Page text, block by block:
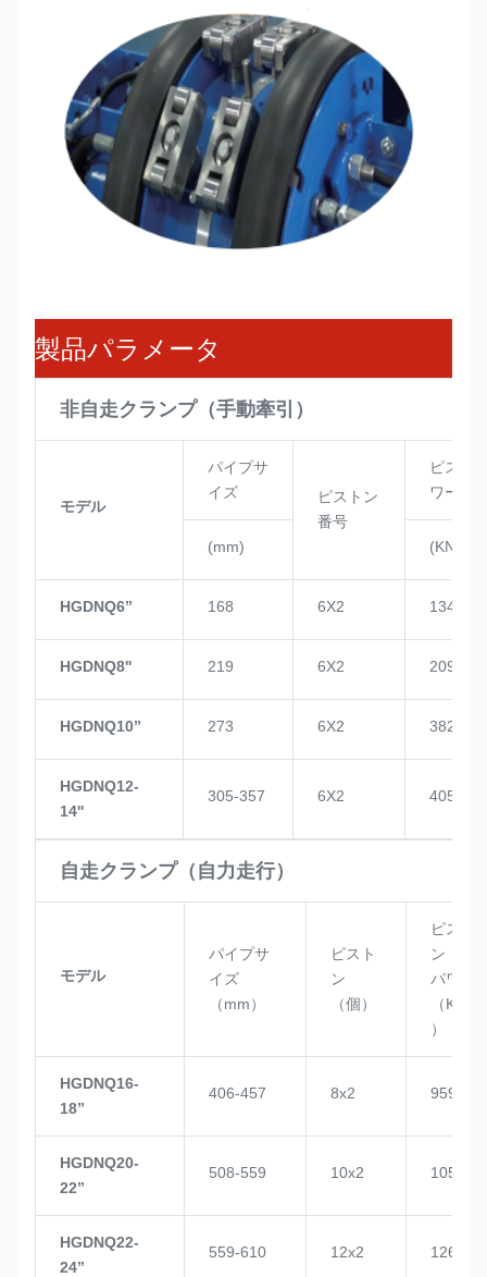
製品パラメータ
非自走クランプ（手動牽引）
モデル
パイプサ
イズ
ピストン
番号
ピスト
ワー
(mm) (KN)
HGDNQ6’’ 168 6X2 134
HGDNQ8'' 219 6X2 209
HGDNQ10’’ 273 6X2 382
HGDNQ12-
14''
305-357 6X2 405
自走クランプ（自力走行）
モデル
パイプサ
イズ
（mm）
ピスト
ン
（個）
ピスト
ン
パワー
（KN
）
HGDNQ16-
18’’
406-457 8x2 959
HGDNQ20-
22’’
508-559 10x2 1057
HGDNQ22-
24’’
559-610 12x2 1268